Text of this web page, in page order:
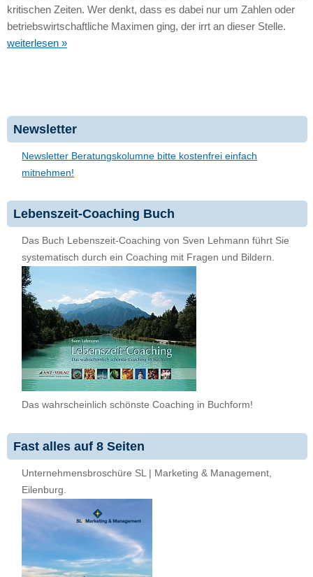
kritischen Zeiten. Wer denkt, dass es dabei nur um Zahlen oder
betriebswirtschaftliche Maximen ging, der irrt an dieser Stelle.
weiterlesen »
Newsletter
Newsletter Beratungskolumne bitte kostenfrei einfach
mitnehmen!
Lebenszeit-Coaching Buch
Das Buch Lebenszeit-Coaching von Sven Lehmann führt Sie
systematisch durch ein Coaching mit Fragen und Bildern.
Das wahrscheinlich schönste Coaching in Buchform!
Fast alles auf 8 Seiten
Unternehmensbroschüre SL | Marketing & Management,
Eilenburg.